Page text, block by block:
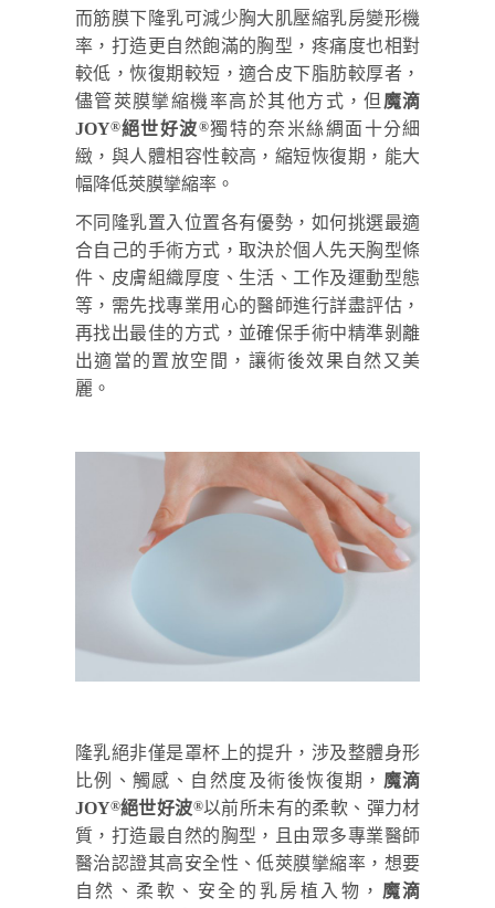
而筋膜下隆乳可減少胸大肌壓縮乳房變形機
率，打造更自然飽滿的胸型，疼痛度也相對
較低，恢復期較短，適合皮下脂肪較厚者，
儘管莢膜攣縮機率高於其他方式，但 魔滴
JOY®絕世好波®獨特的奈米絲綢面十分細
緻，與人體相容性較高，縮短恢復期，能大
幅降低莢膜攣縮率。
不同隆乳置入位置各有優勢，如何挑選最適
合自己的手術方式，取決於個人先天胸型條
件、皮膚組織厚度、生活、工作及運動型態
等，需先找專業用心的醫師進行詳盡評估，
再找出最佳的方式，並確保手術中精準剝離
出適當的置放空間，讓術後效果自然又美
麗。
隆乳絕非僅是罩杯上的提升，涉及整體身形
比例、觸感、自然度及術後恢復期， 魔滴
JOY®絕世好波®以前所未有的柔軟、彈力材
質，打造最自然的胸型，且由眾多專業醫師
醫治認證其高安全性、低莢膜攣縮率，想要
自然、柔軟、安全的乳房植入物， 魔滴